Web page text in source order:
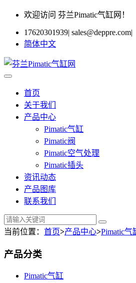
欢迎访问 芬兰Pimatic气缸网！
17620301939| sales@deppre.com|
简体中文
首页
关于我们
产品中心
Pimatic气缸
Pimatic阀
Pimatic空气处理
Pimatic插头
资讯动态
产品图库
联系我们
当前位置： 首页>产品中心>Pimatic气
产品分类
Pimatic气缸